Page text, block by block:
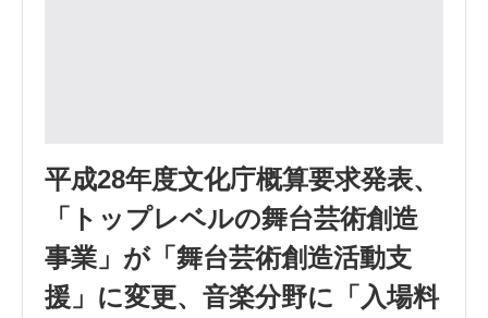
平成28年度文化庁概算要求発表、
「トップレベルの舞台芸術創造
事業」が「舞台芸術創造活動支
援」に変更、音楽分野に「入場料